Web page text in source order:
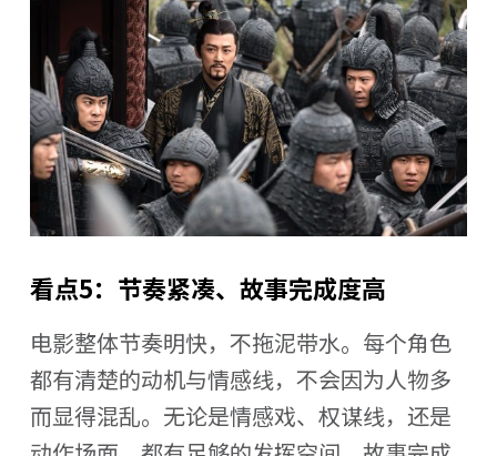
看点5：节奏紧凑、故事完成度高
电影整体节奏明快，不拖泥带水。每个角色
都有清楚的动机与情感线，不会因为人物多
而显得混乱。无论是情感戏、权谋线，还是